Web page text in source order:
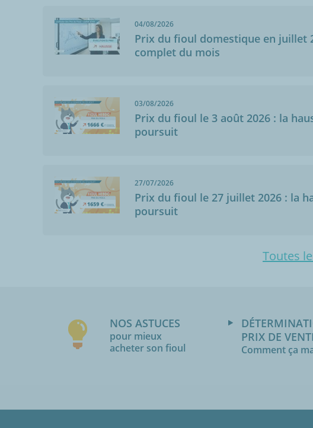
04/08/2026
Prix du fioul domestique en juillet
complet du mois
03/08/2026
Prix du fioul le 3 août 2026 : la
poursuit
27/07/2026
Prix du fioul le 27 juillet 2026 : la
poursuit
Toutes
NOS ASTUCES
pour mieux
acheter son fioul
PRIX DE
Comment ça